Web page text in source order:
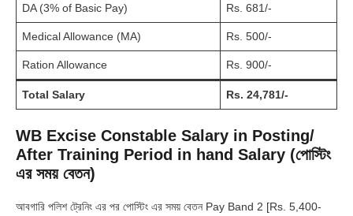
DA (3% of Basic Pay) Rs. 681/-
Medical Allowance (MA) Rs. 500/-
Ration Allowance Rs. 900/-
Total Salary Rs. 24,781/-
WB Excise Constable Salary in Posting/
After Training Period in hand Salary (পোস্টিং
এর সময় বেতন)
আবগারি পলিশ ট্রেনিং এর পর পোস্টিং এর সময় বেতন Pay Band 2 [Rs. 5,400-